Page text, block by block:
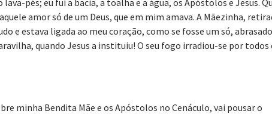
amor só de um Deus, que em mim amava. A Mãezinha,
e estava ligada ao meu coração, como se fosse um só,
quando Jesus a instituiu! O seu fogo irradiou-se por todos
minha Bendita Mãe e os Apóstolos no Cenáculo, vai pousar o